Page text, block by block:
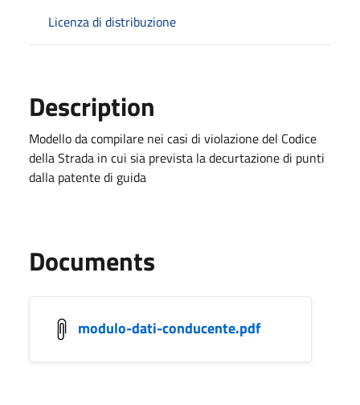
Licenza di distribuzione
Description
Modello da compilare nei casi di violazione del Codice
della Strada in cui sia prevista la decurtazione di punti
dalla patente di guida
Documents
modulo-dati-conducente.pdf